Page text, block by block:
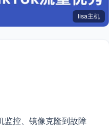
lisa主机
监控、镜像克隆到故障